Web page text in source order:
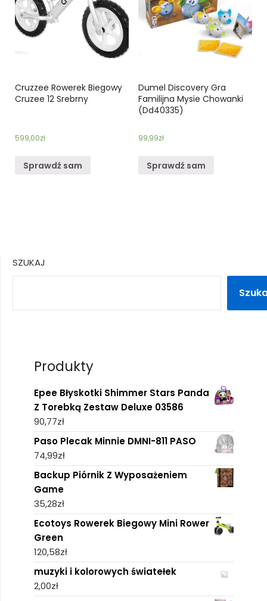
Cruzzee Rowerek Biegowy
Cruzee 12 Srebrny
599,00zł
Sprawdź sam
Dumel Discovery Gra
Familijna Mysie Chowanki
(Dd40335)
99,99zł
Sprawdź sam
SZUKAJ
Produkty
Epee Błyskotki Shimmer Stars Panda
Z Torebką Zestaw Deluxe 03586
90,77zł
Paso Plecak Minnie DMNI-811 PASO
74,99zł
Backup Piórnik Z Wyposażeniem
Game
35,28zł
Ecotoys Rowerek Biegowy Mini Rower
Green
120,58zł
muzyki i kolorowych światełek
2,00zł